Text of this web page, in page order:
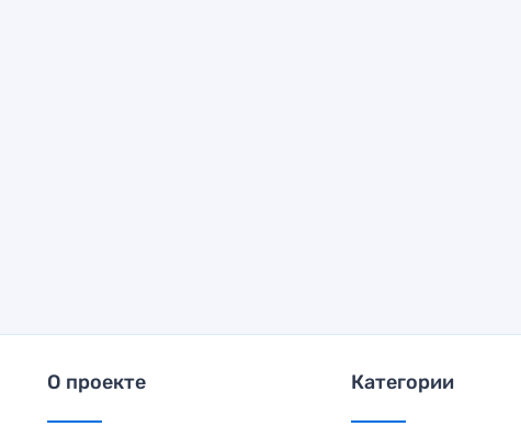
О проекте Категории